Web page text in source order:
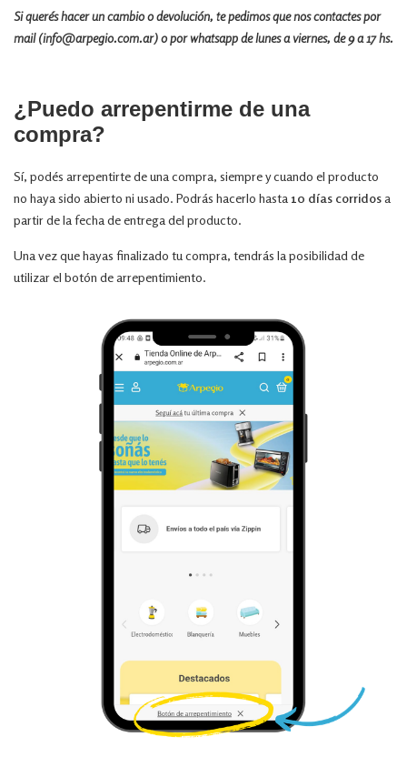
Si querés hacer un cambio o devolución, te pedimos que nos contactes por
mail (info@arpegio.com.ar) o porwhatsappde lunes a viernes, de 9 a 17 hs.
¿Puedo arrepentirme de una
compra?
Sí, podés arrepentirte de una compra, siempre y cuando el producto
no haya sido abierto ni usado. Podrás hacerlo hasta 10 días corridosa
partir de la fecha de entrega del producto.
Una vez que hayas finalizado tu compra, tendrás la posibilidad de
utilizar el botón de arrepentimiento.